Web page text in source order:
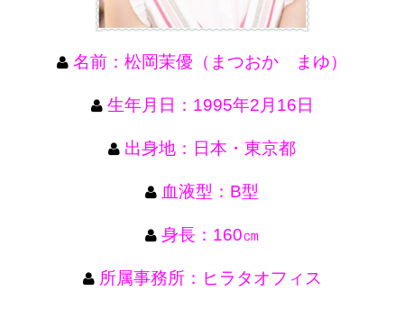
名前：松岡茉優（まつおか まゆ）
生年月日：1995年2月16日
出身地：日本・東京都
血液型：B型
身長：160㎝
所属事務所：ヒラタオフィス